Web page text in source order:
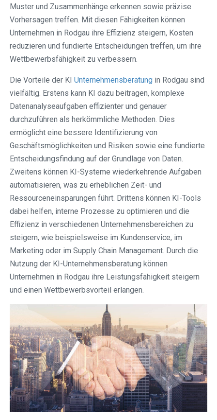
Muster und Zusammenhänge erkennen sowie präzise
Vorhersagen treffen. Mit diesen Fähigkeiten können
Unternehmen in Rodgau ihre Effizienz steigern, Kosten
reduzieren und fundierte Entscheidungen treffen, um ihre
Wettbewerbsfähigkeit zu verbessern.
Die Vorteile der KI Unternehmensberatung in Rodgau sind
vielfältig. Erstens kann KI dazu beitragen, komplexe
Datenanalyseaufgaben effizienter und genauer
durchzuführen als herkömmliche Methoden. Dies
ermöglicht eine bessere Identifizierung von
Geschäftsmöglichkeiten und Risiken sowie eine fundierte
Entscheidungsfindung auf der Grundlage von Daten.
Zweitens können KI-Systeme wiederkehrende Aufgaben
automatisieren, was zu erheblichen Zeit- und
Ressourceneinsparungen führt. Drittens können KI-Tools
dabei helfen, interne Prozesse zu optimieren und die
Effizienz in verschiedenen Unternehmensbereichen zu
steigern, wie beispielsweise im Kundenservice, im
Marketing oder im Supply Chain Management. Durch die
Nutzung der KI-Unternehmensberatung können
Unternehmen in Rodgau ihre Leistungsfähigkeit steigern
und einen Wettbewerbsvorteil erlangen.